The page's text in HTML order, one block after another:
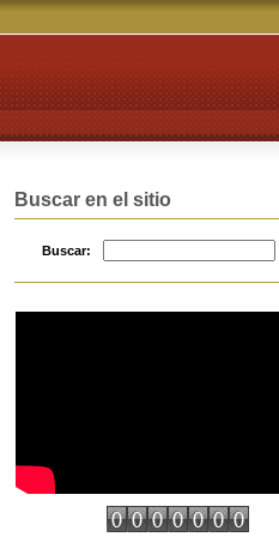
Buscar en el sitio
Buscar: